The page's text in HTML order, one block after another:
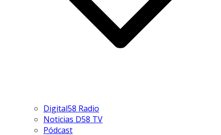
Digital58 Radio
Noticias D58 TV
Pódcast